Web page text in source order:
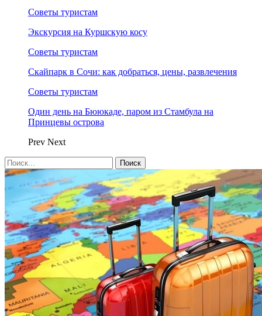
Советы туристам
Экскурсия на Куршскую косу
Советы туристам
Скайпарк в Сочи: как добраться, цены, развлечения
Советы туристам
Один день на Бююкаде, паром из Стамбула на
Принцевы острова
Prev Next